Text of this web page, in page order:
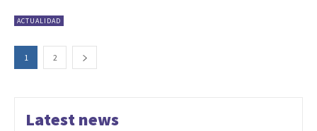
ACTUALIDAD
1 2
Latest news